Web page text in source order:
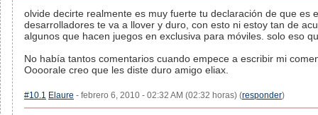
olvide decirte realmente es muy fuerte tu declaración de que es
desarrolladores te va a llover y duro, con esto ni estoy tan de
algunos que hacen juegos en exclusiva para móviles. solo eso
No había tantos comentarios cuando empece a escribir mi
Oooorale creo que les diste duro amigo eliax.
#10.1 Elaure - febrero 6, 2010 - 02:32 AM (02:32 horas) (responder)